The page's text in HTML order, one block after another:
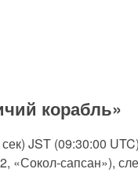
корабль»
JST (09:30:00
«Сокол-сапсан»),